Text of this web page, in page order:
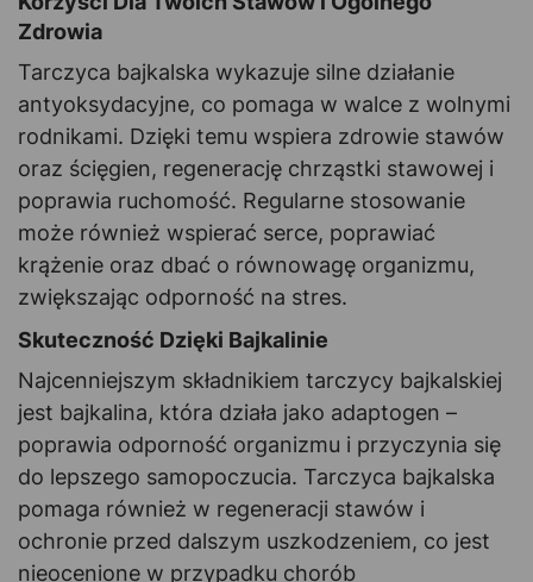
Zdrowia
Tarczyca bajkalska wykazuje silne działanie
antyoksydacyjne, co pomaga w walce z wolnymi
rodnikami. Dzięki temu wspiera zdrowie stawów
oraz ścięgien, regenerację chrząstki stawowej i
poprawia ruchomość. Regularne stosowanie
może również wspierać serce, poprawiać
krążenie oraz dbać o równowagę organizmu,
zwiększając odporność na stres.
Skuteczność Dzięki Bajkalinie
Najcenniejszym składnikiem tarczycy bajkalskiej
jest bajkalina, która działa jako adaptogen –
poprawia odporność organizmu i przyczynia się
do lepszego samopoczucia. Tarczyca bajkalska
pomaga również w regeneracji stawów i
ochronie przed dalszym uszkodzeniem, co jest
nieocenione w przypadku chorób